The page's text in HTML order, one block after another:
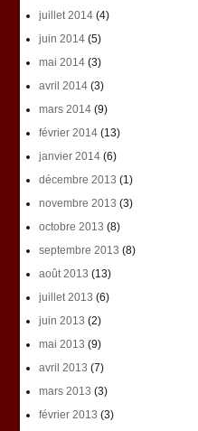
juillet 2014(4)
juin 2014(5)
mai 2014(3)
avril 2014(3)
mars 2014(9)
février 2014(13)
janvier 2014(6)
décembre 2013 (1)
novembre 2013 (3)
octobre 2013 (8)
septembre 2013 (8)
août 2013 (13)
juillet 2013 (6)
juin 2013 (2)
mai 2013 (9)
avril 2013 (7)
mars 2013 (3)
février 2013 (3)